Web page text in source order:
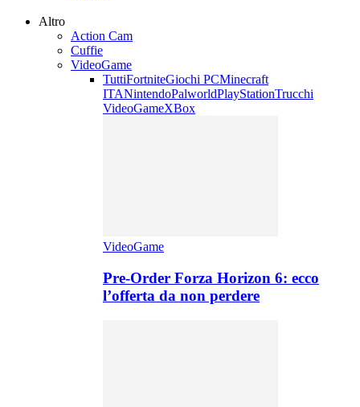
Altro
Action Cam
Cuffie
VideoGame
TuttiFortniteGiochi PCMinecraft
ITANintendoPalworldPlayStationTrucchi
VideoGameXBox
VideoGame
Pre-Order Forza Horizon 6: ecco
l’offerta da non perdere